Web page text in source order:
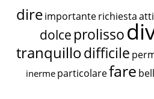
dire importante richiesta
dolce prolisso
tranquillodifficile
inerme particolarefare